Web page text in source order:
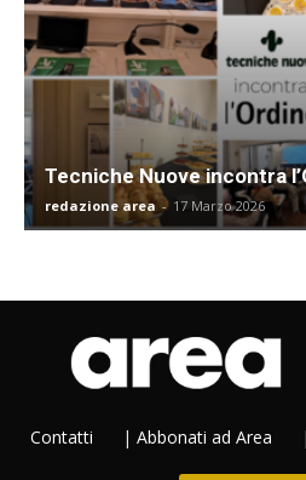
Tecniche Nuove incontra
redazione area - 17 Marzo 2026
Contatti | Abbonati ad Area |